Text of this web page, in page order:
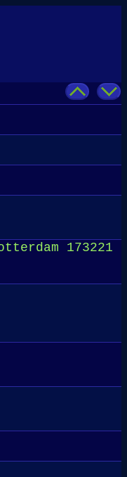
173221